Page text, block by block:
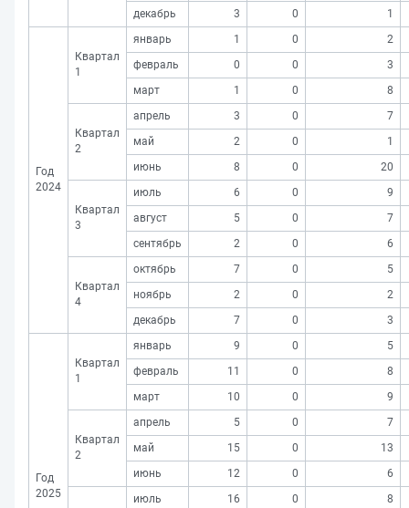
декабрь
3 0 1
Год
2024
Квартал
1
январь 1 0
2
февраль
0 0
3
март
1 0 8
Квартал
2
апрель 3 0
7
май
2 0
1
июнь
8 0 20
Квартал
3
июль 6 0
9
август
5 0
7
сентябрь
2 0 6
Квартал
4
октябрь 7 0
5
ноябрь
2 0
2
декабрь
7 0 3
Год
2025
Квартал
1
январь 9 0
5
февраль
11 0
8
март
10 0 9
Квартал
2
апрель 5 0
7
май
15 0
13
июнь
12 0 6
июль 16 0
8